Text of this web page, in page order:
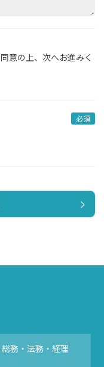
意の上、次へお進みく
必須
務・法務・経理